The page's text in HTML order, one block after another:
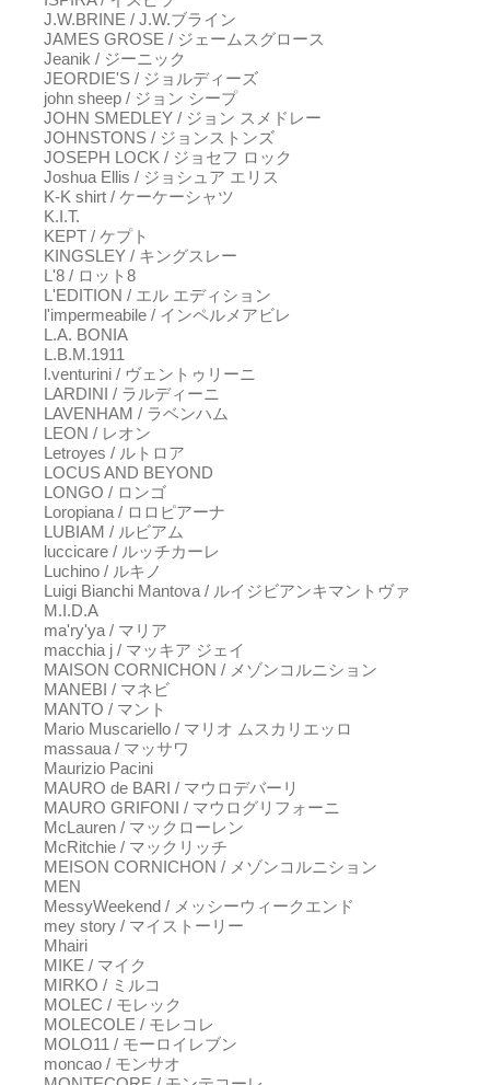
J.W.BRINE / J.W.ブライン
JAMES GROSE / ジェームスグロース
Jeanik / ジーニック
JEORDIE'S / ジョルディーズ
john sheep / ジョン シープ
JOHN SMEDLEY / ジョン スメドレー
JOHNSTONS / ジョンストンズ
JOSEPH LOCK / ジョセフ ロック
Joshua Ellis / ジョシュア エリス
K-K shirt / ケーケーシャツ
K.I.T.
KEPT / ケプト
KINGSLEY / キングスレー
L'8 / ロット8
L'EDITION / エル エディション
l'impermeabile / インペルメアビレ
L.A. BONIA
L.B.M.1911
l.venturini / ヴェントゥリーニ
LARDINI / ラルディーニ
LAVENHAM / ラベンハム
LEON / レオン
Letroyes / ルトロア
LOCUS AND BEYOND
LONGO / ロンゴ
Loropiana / ロロピアーナ
LUBIAM / ルビアム
luccicare / ルッチカーレ
Luchino / ルキノ
Luigi Bianchi Mantova / ルイジビアンキマントヴァ
M.I.D.A
ma'ry'ya / マリア
macchia j / マッキア ジェイ
MAISON CORNICHON / メゾンコルニション
MANEBI / マネビ
MANTO / マント
Mario Muscariello / マリオ ムスカリエッロ
massaua / マッサワ
Maurizio Pacini
MAURO de BARI / マウロデバーリ
MAURO GRIFONI / マウログリフォーニ
McLauren / マックローレン
McRitchie / マックリッチ
MEISON CORNICHON / メゾンコルニション
MEN
MessyWeekend / メッシーウィークエンド
mey story / マイストーリー
Mhairi
MIKE / マイク
MIRKO / ミルコ
MOLEC / モレック
MOLECOLE / モレコレ
MOLO11 / モーロイレブン
moncao / モンサオ